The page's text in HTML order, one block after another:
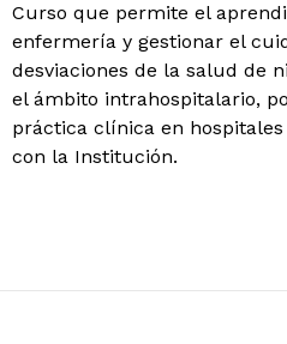
Curso que permite el
enfermería y gestionar el
desviaciones de la salud de
el ámbito intrahospitalario,
práctica clínica en
con la Institución.